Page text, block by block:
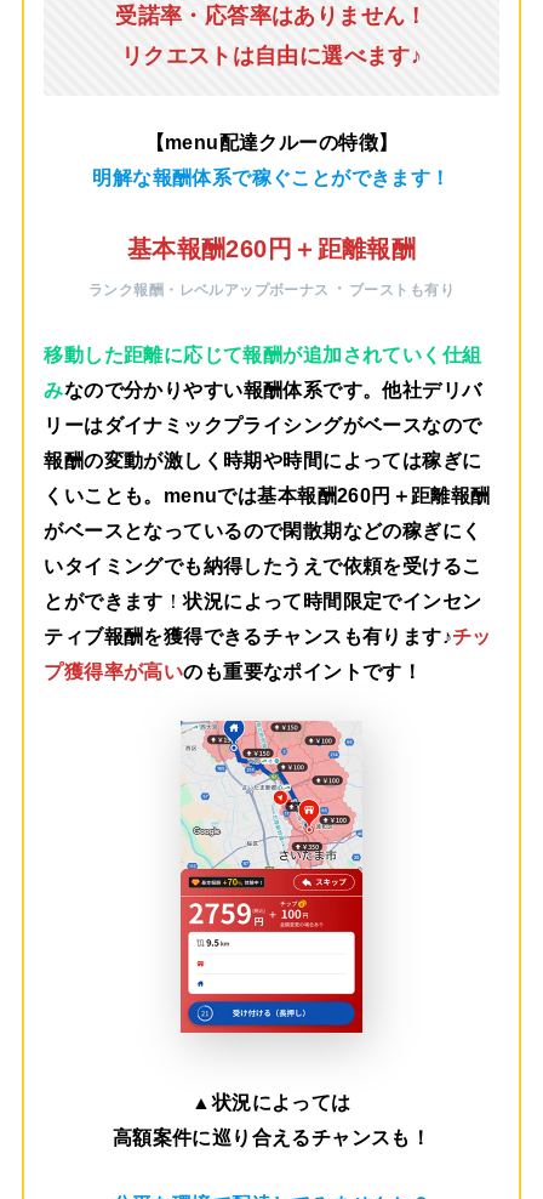
受諾率・応答率はありません！
リクエストは自由に選べます♪
【menu配達クルーの特徴】
明解な報酬体系で稼ぐことができます！
基本報酬260円＋距離報酬
ランク報酬・レベルアップボーナス ・ ブーストも有り
移動した距離に応じて報酬が追加されていく仕組
みなので分かりやすい報酬体系です。他社デリバ
リーはダイナミックプライシングがベースなので
報酬の変動が激しく時期や時間によっては稼ぎに
くいことも。menuでは基本報酬260円＋距離報酬
がベースとなっているので閑散期などの稼ぎにく
いタイミングでも納得したうえで依頼を受けるこ
とができます ！状況によって時間限定でインセン
ティブ報酬を獲得できるチャンスも有ります♪チッ
プ獲得率が高いのも重要なポイントです！
▲状況によっては
高額案件に巡り合えるチャンスも！